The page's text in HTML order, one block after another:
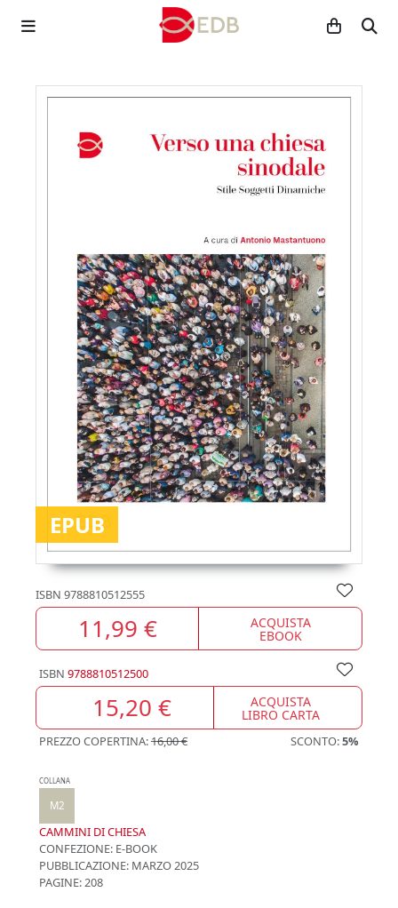
EPUB
ISBN 9788810512555
11,99 € ACQUISTA
EBOOK
ISBN 9788810512500
15,20 € ACQUISTA
LIBRO CARTA
PREZZO COPERTINA:16,00 € SCONTO:5%
COLLANA
M2
CAMMINI DI CHIESA
CONFEZIONE: E-BOOK
PUBBLICAZIONE: MARZO 2025
PAGINE: 208